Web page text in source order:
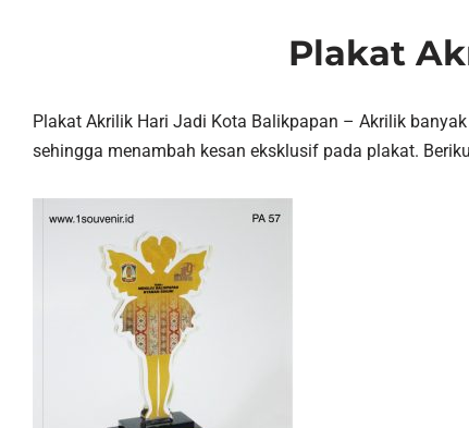
Plakat
Plakat Akrilik Hari Jadi Kota Balikpapan – Akrilik
sehingga menambah kesan eksklusif pada plakat.